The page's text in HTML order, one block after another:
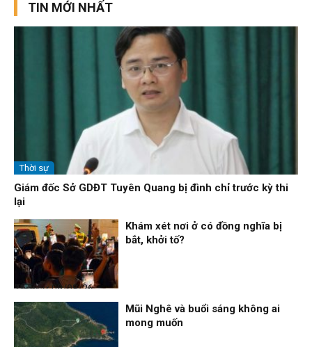
TIN MỚI NHẤT
Thời sự
Giám đốc Sở GDĐT Tuyên Quang bị đình chỉ trước kỳ thi
lại
Thời sự
09/08/26, 21:56
Khám xét nơi ở có đồng nghĩa bị
bắt, khởi tố?
Mũi Nghê và buổi sáng không ai
mong muốn